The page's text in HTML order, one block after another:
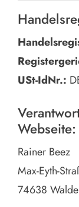
USt-IdNr.:
Webseite:
Rainer Beez
Max-Eyth-
74638